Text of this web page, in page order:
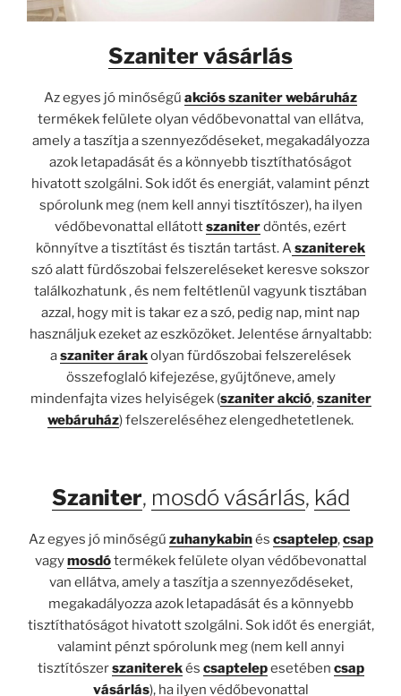
Szaniter vásárlás
Az egyes jó minőségű akciós szaniter webáruház
termékek felülete olyan védőbevonattal van ellátva,
amely a taszítja a szennyeződéseket, megakadályozza
azok letapadását és a könnyebb tisztíthatóságot
hivatott szolgálni. Sok időt és energiát, valamint pénzt
spórolunk meg (nem kell annyi tisztítószer), ha ilyen
védőbevonattal ellátottszaniterdöntés, ezért
könnyítve a tisztítást és tisztán tartást. Aszaniterek
szó alatt fürdőszobai felszereléseket keresve sokszor
találkozhatunk , és nem feltétlenül vagyunk tisztában
azzal, hogy mit is takar ez a szó, pedig nap, mint nap
használjuk ezeket az eszközöket. Jelentése árnyaltabb:
aszaniter árakolyan fürdőszobai felszerelések
összefoglaló kifejezése, gyűjtőneve, amely
mindenfajta vizes helyiségek (szaniter akció,szaniter
webáruház) felszereléséhez elengedhetetlenek.
Szaniter, mosdó vásárlás, kád
Az egyes jó minőségű zuhanykabinés csaptelep,csap
vagymosdótermékek felülete olyan védőbevonattal
van ellátva, amely a taszítja a szennyeződéseket,
megakadályozza azok letapadását és a könnyebb
tisztíthatóságot hivatott szolgálni. Sok időt és energiát,
valamint pénzt spórolunk meg (nem kell annyi
tisztítószerszaniterekés csaptelepesetében csap
vásárlás), ha ilyen védőbevonattal